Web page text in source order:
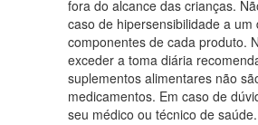
fora do alcance das crianças.
caso de hipersensibilidade a um
componentes de cada produto.
exceder a toma diária
suplementos alimentares não
medicamentos. Em caso de
seu médico ou técnico de saúde.